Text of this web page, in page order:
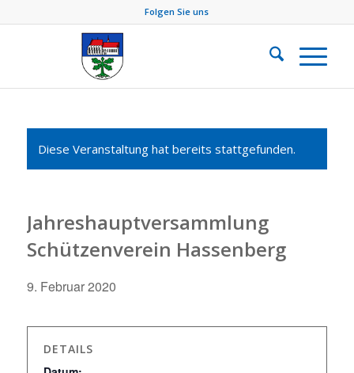
Folgen Sie uns
Diese Veranstaltung hat bereits stattgefunden.
Jahreshauptversammlung
Schützenverein Hassenberg
9. Februar 2020
DETAILS